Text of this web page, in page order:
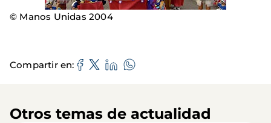
© Manos Unidas 2004
Compartir en
Otros temas de actualidad